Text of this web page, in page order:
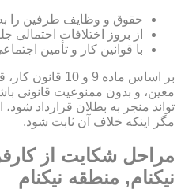
حقوق و وظایف طرفین
از بروز اختلافات احتمالی
با قوانین کار و تأمین
بر اساس ماده 9 و
معین، و بدون ممنوعیت قانونی
تواند منجر به بطلان قرارداد
مگر اینکه خلاف آن ثابت شود.
مراحل شکایت از
نیکنام, منطقه نیکنام